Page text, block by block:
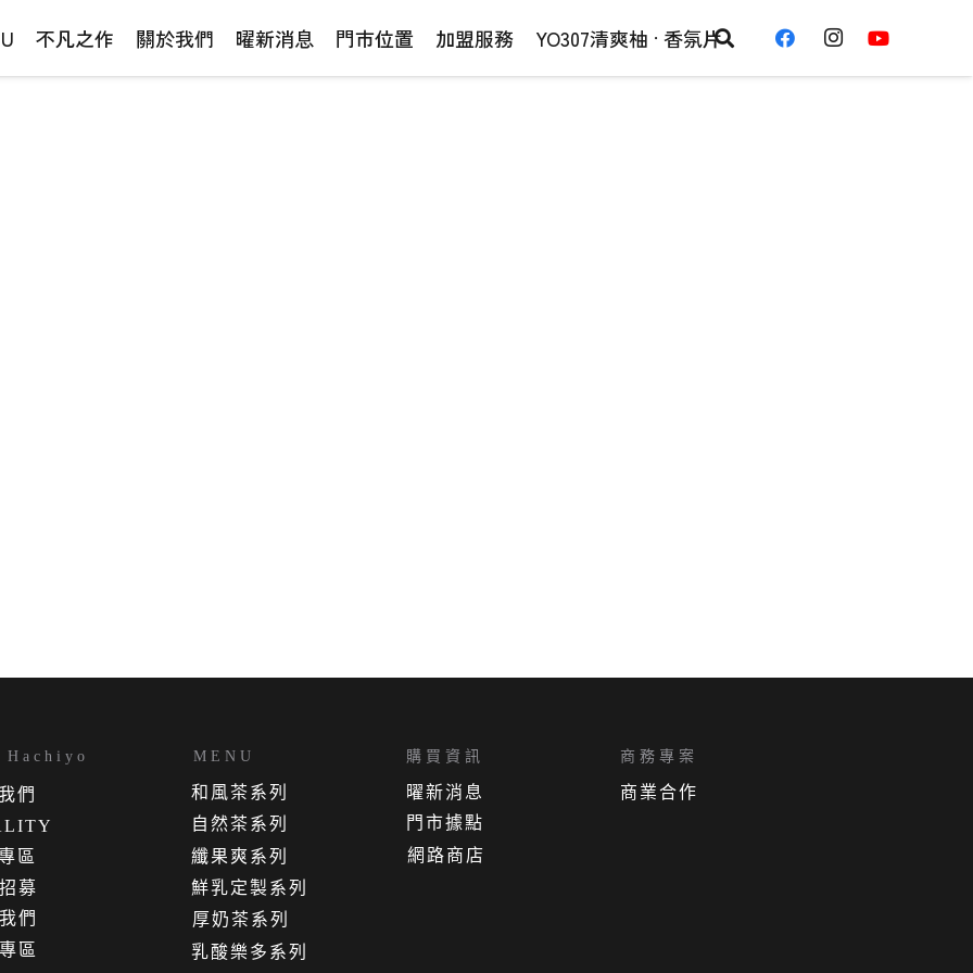
不凡之作 關於我們 曜新消息 門市位置 加盟服務 YO307清爽柚 · 香氛片
募
Hachiyo
們
區
網路商店
門市據點
曜新消息
購買資訊
們
區
商務專案
商業合作
乳酸樂多系列
厚奶茶系列
鮮乳定製系列
纖果爽系列
自然茶系列
和風茶系列
MENU